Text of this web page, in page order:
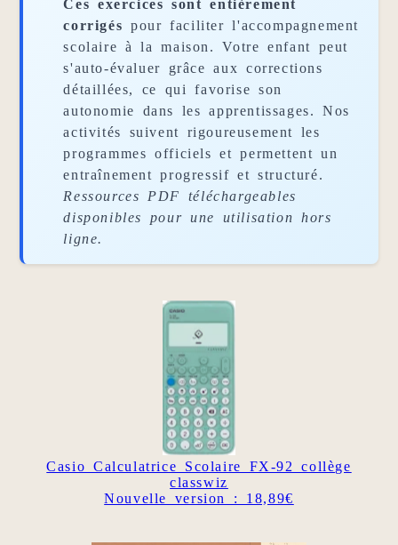
Ces exercices sont entièrement
corrigés pour faciliter l'accompagnement
scolaire à la maison. Votre enfant peut
s'auto-évaluer grâce aux corrections
détaillées, ce qui favorise son
autonomie dans les apprentissages. Nos
activités suivent rigoureusement les
programmes officiels et permettent un
entraînement progressif et structuré.
Ressources PDF téléchargeables
disponibles pour une utilisation hors
ligne.
Casio Calculatrice Scolaire FX-92 collège
classwiz
Nouvelle version : 18,89€